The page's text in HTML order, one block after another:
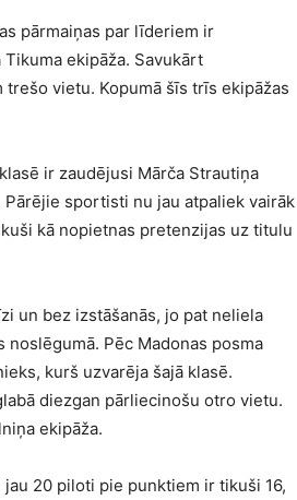
pārmaiņas par līderiem ir
ekipāža. Savukārt
vietu. Kopumā šīs trīs ekipāžas
ir zaudējusi Mārča Strautiņa
Pārējie sportisti nu jau atpaliek vairāk
kā nopietnas pretenzijas uz titulu
un bez izstāšanās, jo pat neliela
Pēc Madonas posma
kurš uzvarēja šajā klasē.
diezgan pārliecinošu otro vietu.
ekipāža.
20 piloti pie punktiem ir tikuši 16,